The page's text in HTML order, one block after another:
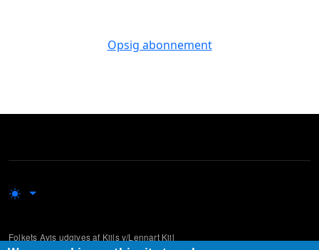
Opsig abonnement
Folkets Avis udgives af Kiils v/Lennart Kiil